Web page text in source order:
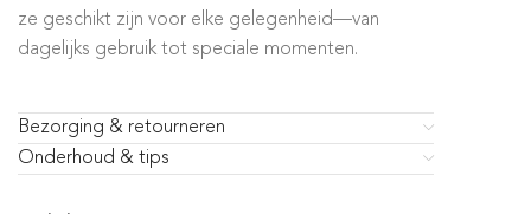
ze geschikt zijn voor elke gelegenheid—van
dagelijks gebruik tot speciale momenten.
Bezorging & retourneren
Onderhoud & tips